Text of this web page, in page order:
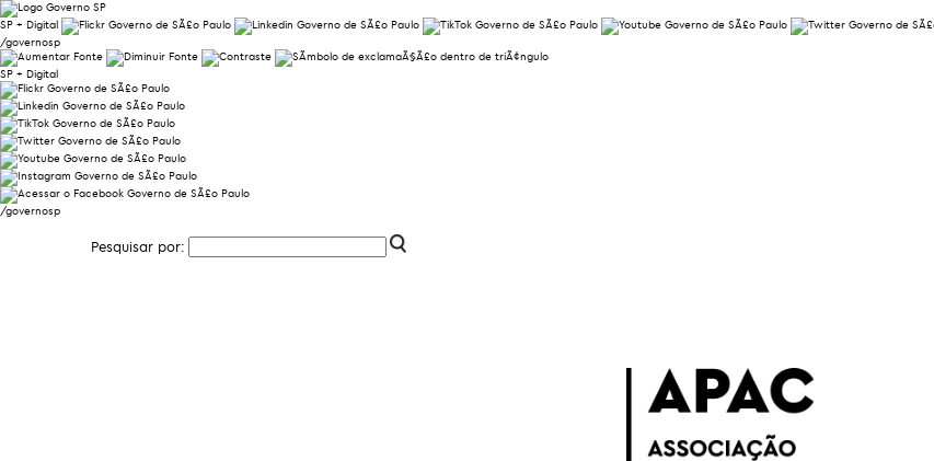
SP + Digital
/governosp
SP + Digital
/governosp
Pesquisar por: